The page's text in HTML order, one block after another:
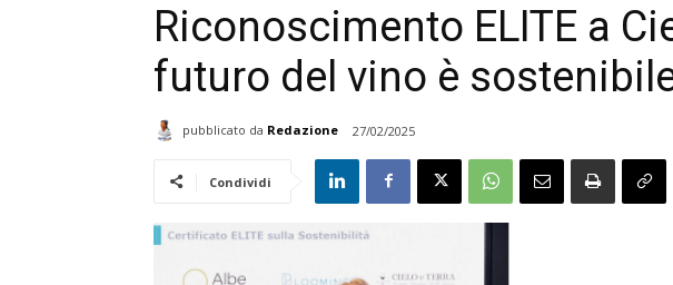
Riconoscimento ELITE a
futuro del vino è
pubblicato da Redazione 27/02/2025
Condividi